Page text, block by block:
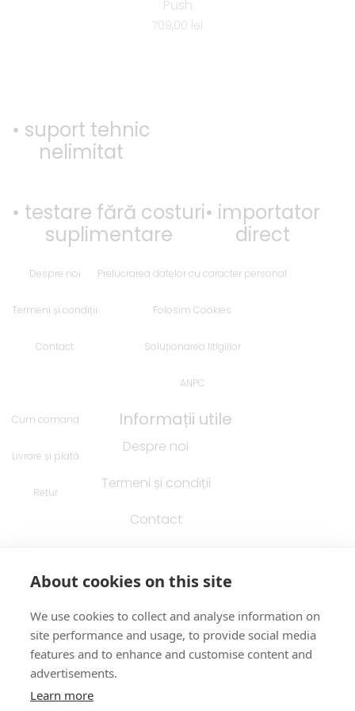
Push
709,00 lei
• suport tehnic
nelimitat
• testare fără costuri
suplimentare
• importator
direct
Despre noi
Termeni și condiții
Contact
Prelucrarea datelor cu caracter personal
Folosim Cookies
Soluționarea litigiilor
ANPC
Cum comand
Livrare și plată
Retur
Informații utile
Despre noi
Termeni și condiții
Contact
Folosim Cookies
Soluționarea litigiilor
About cookies on this site
We use cookies to collect and analyse information on
site performance and usage, to provide social media
features and to enhance and customise content and
advertisements.
Learn more